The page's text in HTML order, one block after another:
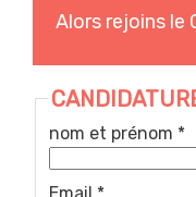
Alors rejoins le
nom et prénom *